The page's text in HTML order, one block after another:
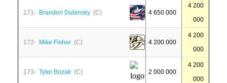
171- Brandon Dubinsky (C) 4 650 000
4 200
000
172- Mike Fisher (C) 4 200 000
4 200
000
173- Tyler Bozak (C) 2 000 000
4 200
000